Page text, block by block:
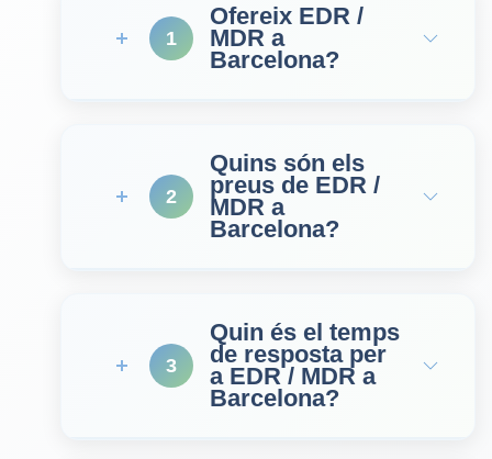
1
Ofereix EDR /
MDR a
Barcelona?
2
Quins són els
preus de EDR /
MDR a
Barcelona?
3
Quin és el temps
de resposta per
a EDR / MDR a
Barcelona?